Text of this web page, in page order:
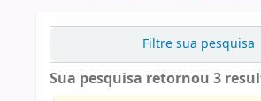
Filtre sua pesquisa
Sua pesquisa retornou 3